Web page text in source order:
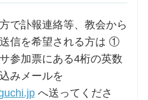
で訃報連絡等、教会から
信を希望される方は ①
加票にある4桁の英数
みメールを
へ送ってくださ